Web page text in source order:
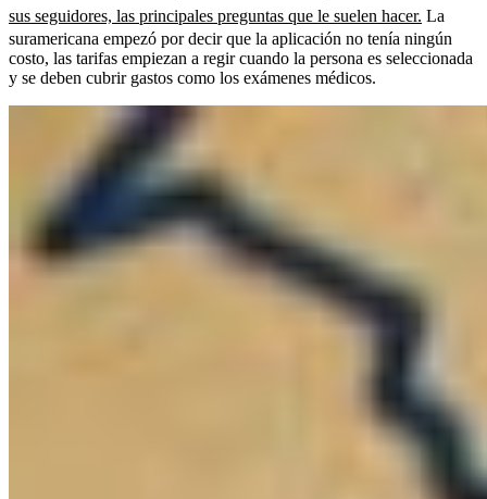
sus seguidores, las principales preguntas que le suelen hacer. La
suramericana empezó por decir que la aplicación no tenía ningún
costo, las tarifas empiezan a regir cuando la persona es seleccionada
y se deben cubrir gastos como los exámenes médicos.